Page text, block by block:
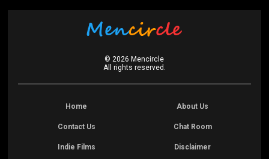
© 2026 Mencircle
All rights reserved.
Home About Us
Contact Us Chat Room
Indie Films Disclaimer